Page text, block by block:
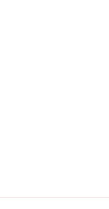
Quer